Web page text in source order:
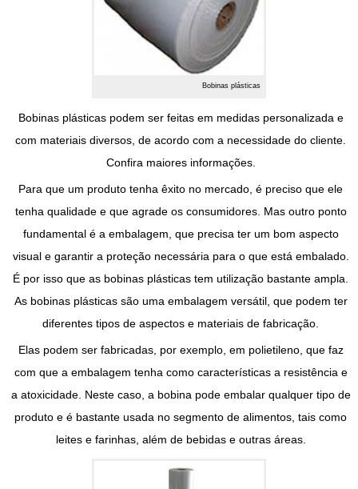
Bobinas plásticas
Bobinas plásticaspodem ser feitas em medidas personalizada e
com materiais diversos, de acordo com a necessidade do cliente.
Confira maiores informações.
Para que um produto tenha êxito no mercado, é preciso que ele
tenha qualidade e que agrade os consumidores. Mas outro ponto
fundamental é a embalagem, que precisa ter um bom aspecto
visual e garantir a proteção necessária para o que está embalado.
É por isso que as bobinas plásticas tem utilização bastante ampla.
As bobinas plásticassão uma embalagem versátil, que podem ter
diferentes tipos de aspectos e materiais de fabricação.
Elas podem ser fabricadas, por exemplo, em polietileno, que faz
com que a embalagem tenha como características a resistência e
a atoxicidade. Neste caso, a bobina pode embalar qualquer tipo de
produto e é bastante usada no segmento de alimentos, tais como
leites e farinhas, além de bebidas e outras áreas.